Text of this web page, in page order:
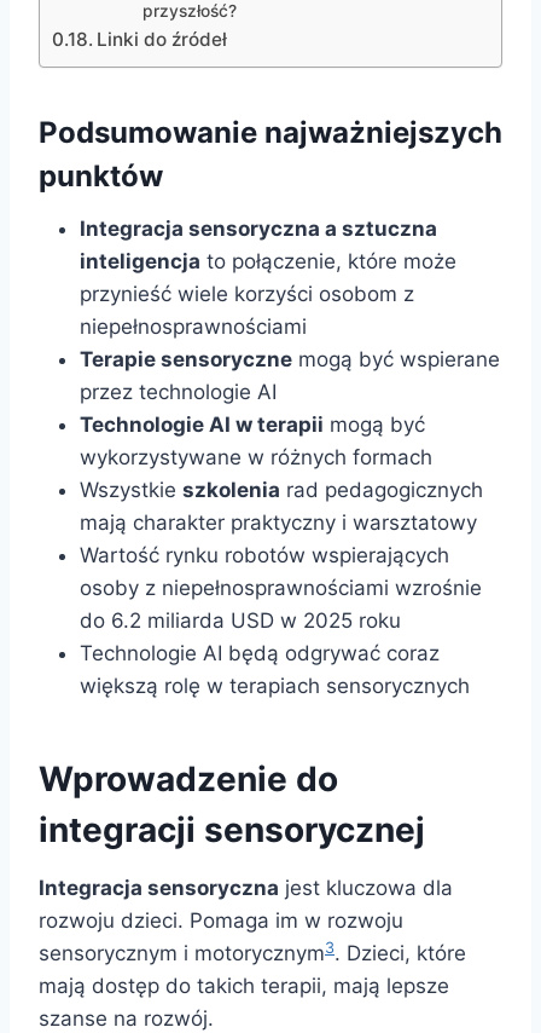
przyszłość?
Linki do źródeł
Podsumowanie najważniejszych
punktów
Integracja sensoryczna a sztuczna
inteligencja to połączenie, które może
przynieść wiele korzyści osobom z
niepełnosprawnościami
Terapie sensoryczne mogą być wspierane
przez technologie AI
Technologie AI w terapii mogą być
wykorzystywane w różnych formach
Wszystkie szkolenia rad pedagogicznych
mają charakter praktyczny i warsztatowy
Wartość rynku robotów wspierających
osoby z niepełnosprawnościami wzrośnie
do 6.2 miliarda USD w 2025 roku
Technologie AI będą odgrywać coraz
większą rolę w terapiach sensorycznych
Wprowadzenie do
integracji sensorycznej
Integracja sensoryczna jest kluczowa dla
rozwoju dzieci. Pomaga im w rozwoju
sensorycznym i motorycznym3. Dzieci, które
mają dostęp do takich terapii, mają lepsze
szanse na rozwój.